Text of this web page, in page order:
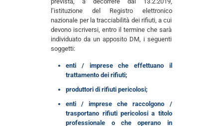
l’istituzione del Registro elettronico
nazionale per la tracciabilità dei rifiuti, a cui
devono iscriversi, entro il termine che sarà
individuato da un apposito DM, i seguenti
soggetti:
enti / imprese che effettuano il
trattamento dei rifiuti;
produttori di rifiuti pericolosi;
enti / imprese che raccolgono /
trasportano rifiuti pericolosi a titolo
professionale o che operano in